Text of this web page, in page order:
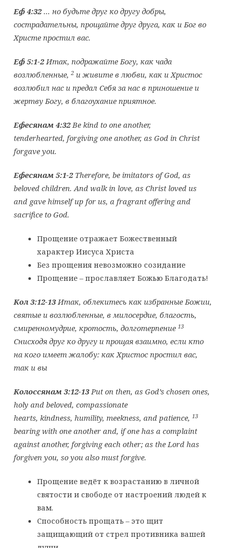
Еф 4:32… но будьте друг ко другу добры,
сострадательны, прощайте друг друга, как и Бог во
Христе простил вас.
Еф 5:1-2 Итак, подражайте Богу, как чада
возлюбленные, 2 и живите в любви, как и Христос
возлюбил нас и предал Себя за нас в приношение и
жертву Богу, в благоухание приятное.
Ефесянам 4:32Be kind to one another,
tenderhearted, forgiving one another, as God in Christ
forgave you.
Ефесянам 5:1-2Therefore, be imitators of God, as
beloved children. And walk in love, as Christ loved us
and gave himself up for us, a fragrant offering and
sacrifice to God.
Прощение отражает Божественный
характер Иисуса Христа
Без прощения невозможно созидание
Прощение – прославляет Божью Благодать!
Кол 3:12-13Итак, облекитесь как избранные Божии,
святые и возлюбленные, в милосердие, благость,
смиренномудрие, кротость, долготерпение 13
Снисходя друг ко другу и прощая взаимно, если кто
на кого имеет жалобу: как Христос простил вас,
так и вы
Колоссянам 3:12-13Put on then, as God’s chosen ones,
holy and beloved, compassionate
hearts, kindness, humility, meekness, and patience, 13
bearing with one another and, if one has a complaint
against another, forgiving each other; as the Lord has
forgiven you, so you also must forgive.
Прощение ведёт к возрастанию в личной
святости и свободе от настроений людей к
вам.
Способность прощать – это щит
защищающий от стрел противника вашей